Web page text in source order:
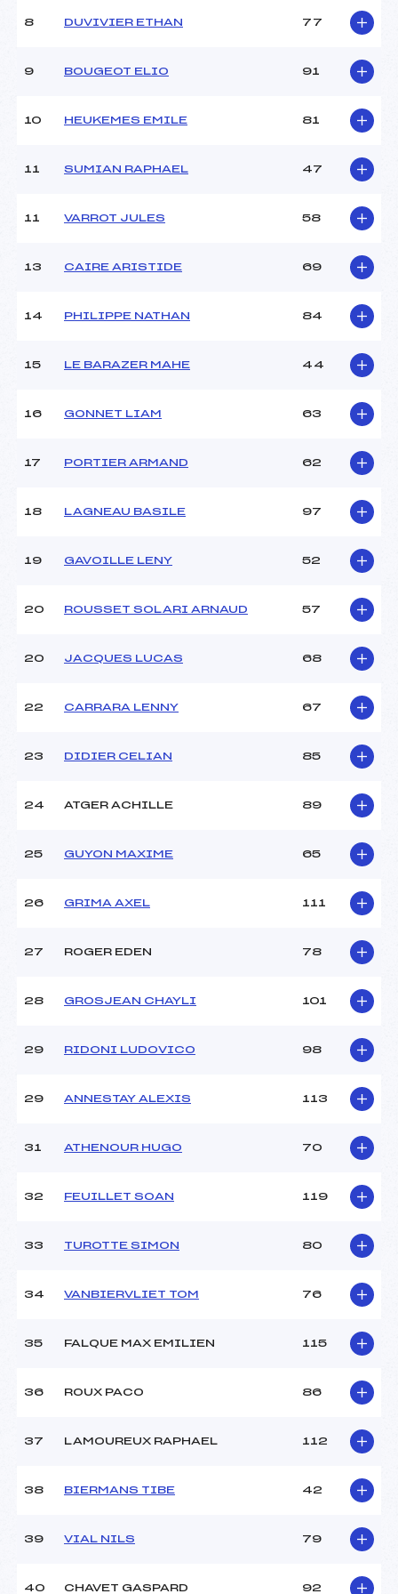
Ouvreurs D :
Météo :
Nombre de portes :
44
Traceur :
ASTRION (AP)
RIBET (AP)
Ouvreurs C :
Ouvreurs E :
Pénalité appliquée :
230.0000
8 DUVIVIER ETHAN 77
9 BOUGEOT ELIO 91
10 HEUKEMES EMILE 81
11 SUMIAN RAPHAEL 47
11 VARROT JULES 58
13 CAIRE ARISTIDE 69
14 PHILIPPE NATHAN 84
15 LE BARAZER MAHE 44
16 GONNET LIAM 63
17 PORTIER ARMAND 62
18 LAGNEAU BASILE 97
19 GAVOILLE LENY 52
20 ROUSSET SOLARI ARNAUD 57
20 JACQUES LUCAS 68
22 CARRARA LENNY 67
23 DIDIER CELIAN 85
24 ATGER ACHILLE 89
25 GUYON MAXIME 65
26 GRIMA AXEL 111
27 ROGER EDEN 78
28 GROSJEAN CHAYLI 101
29 RIDONI LUDOVICO 98
29 ANNESTAY ALEXIS 113
31 ATHENOUR HUGO 70
32 FEUILLET SOAN 119
33 TUROTTE SIMON 80
34 VANBIERVLIET TOM 76
35 FALQUE MAX EMILIEN 115
36 ROUX PACO 86
37 LAMOUREUX RAPHAEL 112
38 BIERMANS TIBE 42
39 VIAL NILS 79
40 CHAVET GASPARD 92